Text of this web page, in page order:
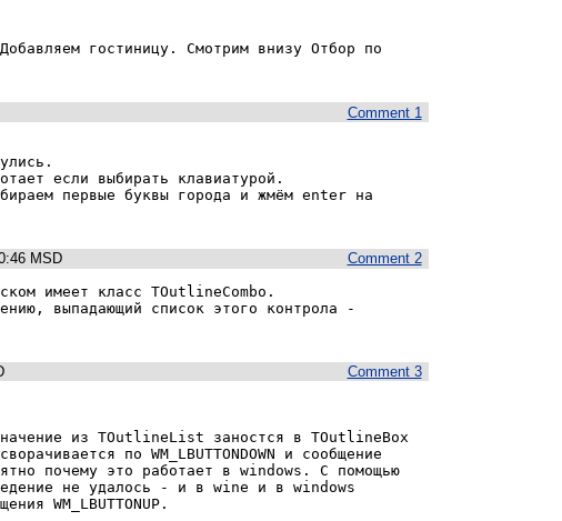
гостиницу. Смотрим внизу Отбор по
Comment 1
если выбирать клавиатурой.
первые буквы города и жмём enter на
Comment 2
MSD
имеет класс TOutlineCombo.
выпадающий список этого контрола -
Comment 3
из TOutlineList заностся в TOutlineBox
по WM_LBUTTONDOWN и сообщение
почему это работает в windows. С помощью
не удалось - и в wine и в windows
WM_LBUTTONUP.